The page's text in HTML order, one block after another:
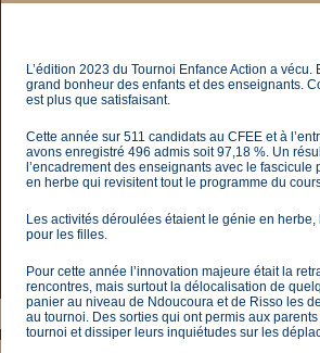
L’édition 2023 du Tournoi Enfance Action a
grand bonheur des enfants et des enseignants.
est plus que satisfaisant.
Cette année sur 511 candidats au CFEE et à
avons enregistré 496 admis soit 97,18 %. Un
l’encadrement des enseignants avec le
en herbe qui revisitent tout le programme du
Les activités déroulées étaient le génie en
pour les filles.
Pour cette année l’innovation majeure était la
rencontres, mais surtout la délocalisation de
panier au niveau de Ndoucoura et de Risso les
au tournoi. Des sorties qui ont permis aux
tournoi et dissiper leurs inquiétudes sur les